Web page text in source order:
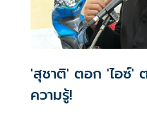
'สุชาติ' ตอก 'ไอซ์'
ความรู้!